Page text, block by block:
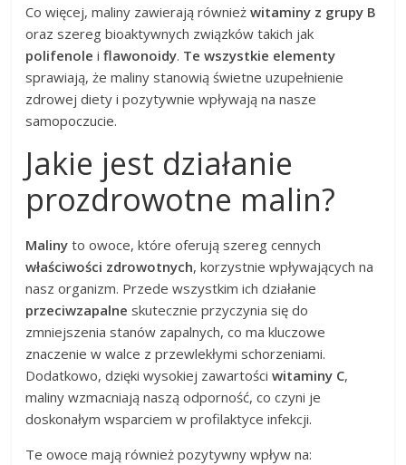
Co więcej, maliny zawierają równieżwitaminy z grupy B
oraz szereg bioaktywnych związków takich jak
polifenole iflawonoidy. Te wszystkie elementy
sprawiają, że maliny stanowią świetne uzupełnienie
zdrowej diety i pozytywnie wpływają na nasze
samopoczucie.
Jakie jest działanie
prozdrowotne malin?
Maliny to owoce, które oferują szereg cennych
właściwości zdrowotnych, korzystnie wpływających na
nasz organizm. Przede wszystkim ich działanie
przeciwzapalne skutecznie przyczynia się do
zmniejszenia stanów zapalnych, co ma kluczowe
znaczenie w walce z przewlekłymi schorzeniami.
Dodatkowo, dzięki wysokiej zawartościwitaminy C,
maliny wzmacniają naszą odporność, co czyni je
doskonałym wsparciem w profilaktyce infekcji.
Te owoce mają również pozytywny wpływ na: